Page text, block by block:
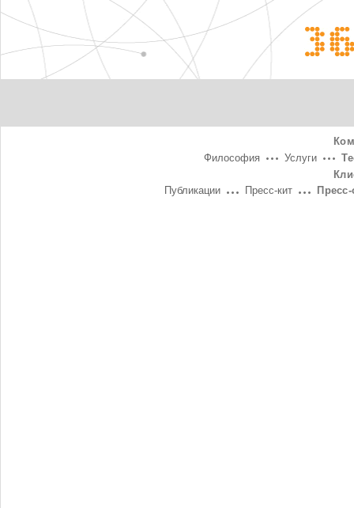
Услуги
Философия
Пресс-кит
Публикации